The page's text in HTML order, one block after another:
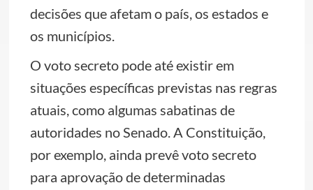
decisões que afetam o país, os estados e
os municípios.
O voto secreto pode até existir em
situações específicas previstas nas regras
atuais, como algumas sabatinas de
autoridades no Senado. A Constituição,
por exemplo, ainda prevê voto secreto
para aprovação de determinadas